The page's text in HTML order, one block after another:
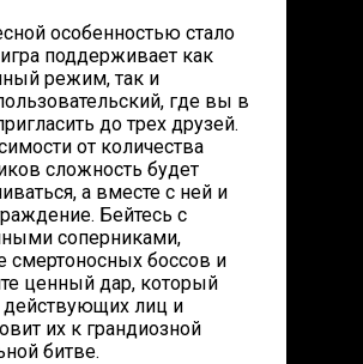
особенностью стало
игра поддерживает как
режим, так и
где вы в
до трех друзей.
от количества
сложность будет
а вместе с ней и
Бейтесь с
соперниками,
смертоносных боссов и
ценный дар, который
действующих лиц и
их к грандиозной
битве.